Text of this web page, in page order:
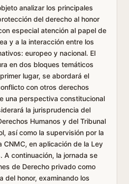
analizar los principales
del derecho al honor
especial atención al papel de
y a la interacción entre los
europeo y nacional. El
en dos bloques temáticos
lugar, se abordará el
con otros derechos
una perspectiva constitucional
la jurisprudencia del
Humanos y del Tribunal
así como la supervisión por la
CNMC, en aplicación de la Ley
A continuación, la jornada se
de Derecho privado como
del honor, examinando los